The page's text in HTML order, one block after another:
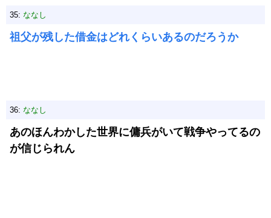
35: ななし
祖父が残した借金はどれくらいあるのだろうか
36: ななし
あのほんわかした世界に傭兵がいて戦争やってるの
が信じられん